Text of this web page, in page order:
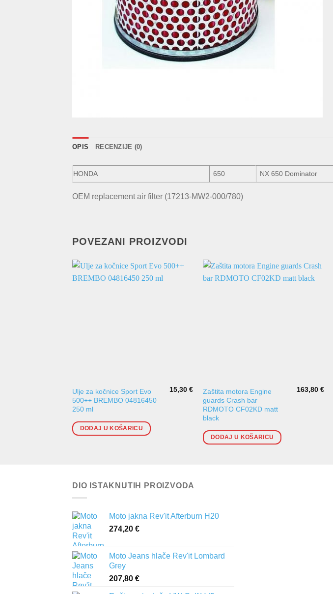
OPIS RECENZIJE (0)
HONDA 650 NX 650 Dominator
OEM replacement air filter (17213-MW2-000/780)
POVEZANI PROIZVODI
Ulje za kočnice Sport Evo
500++ BREMBO 04816450
250 ml
15,30€
DODAJ U KOŠARICU
Zaštita motora Engine
guards Crash bar
RDMOTO CF02KD matt
black
163,80 €
DODAJ U KOŠARICU
DIO ISTAKNUTIH PROIZVODA
Moto jakna Rev'it Afterburn H20
274,20 €
Moto Jeans hlače Rev'it Lombard
Grey
207,80 €